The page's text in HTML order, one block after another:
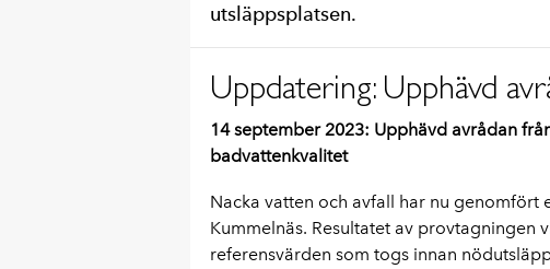
utsläppsplatsen.
Uppdatering: Upphävd
14 september 2023: Upphävd avrådan
badvattenkvalitet
Nacka vatten och avfall har nu
Kummelnäs. Resultatet av provtagningen
referensvärden som togs innan